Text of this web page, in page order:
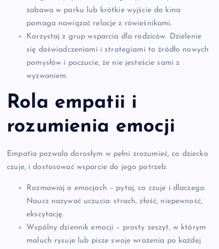
zabawa w parku lub krótkie wyjście do kina
pomaga nawiązać relacje z rówieśnikami.
Korzystaj z grup wsparcia dla rodziców. Dzielenie
się doświadczeniami i strategiami to źródło nowych
pomysłów i poczucie, że nie jesteście sami z
wyzwaniem.
Rola empatii i
rozumienia emocji
Empatia pozwala dorosłym w pełni zrozumieć, co dziecko
czuje, i dostosować wsparcie do jego potrzeb.
Rozmawiaj o emocjach – pytaj, co czuje i dlaczego.
Naucz nazywać uczucia: strach, złość, niepewność,
ekscytację.
Wspólny dziennik emocji – prosty zeszyt, w którym
maluch rysuje lub pisze swoje wrażenia po każdej